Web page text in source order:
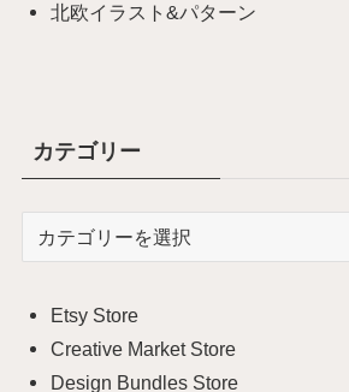
北欧イラスト&パターン
カテゴリー
リ
ー
Etsy Store
Creative Market Store
Design Bundles Store